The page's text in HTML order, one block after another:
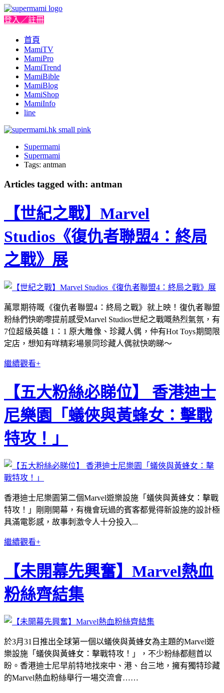
登入／註冊
首頁
MamiTV
MamiPro
MamiTrend
MamiBible
MamiBlog
MamiShop
MamiInfo
line
Supermami
Supermami
Tags: antman
Articles tagged with: antman
【世紀之戰】Marvel
Studios《復仇者聯盟4：終局
之戰》展
萬眾期待嘅《復仇者聯盟4：終局之戰》就上映！復仇者聯盟
粉絲們快啲嚟提前感受Marvel Studios世紀之戰嘅熱烈氣氛，有
7位超級英雄 1：1 原大雕像、珍藏人偶，仲有Hot Toys期間限
定店，想知有咩精彩場景同珍藏人偶就快啲睇～
繼續觀看+
【五大粉絲必睇位】 香港迪士
尼樂園「蟻俠與黃蜂女：擊戰
特攻！」
香港迪士尼樂園第二個Marvel遊樂設施「蟻俠與黃蜂女：擊戰
特攻！」剛剛開幕，有機會玩過的賓客都覺得新設施的設計極
具滿電影感，故事刺激令人十分投入...
繼續觀看+
【未開幕先興奮】Marvel熱血
粉絲齊結集
於3月31日推出全球第一個以蟻俠與黃蜂女為主題的Marvel遊
樂設施「蟻俠與黃蜂女：擊戰特攻！」，不少粉絲都翹首以
盼。香港迪士尼早前特地找來中、港、台三地，擁有獨特珍藏
的Marvel熱血粉絲舉行一場交流會……